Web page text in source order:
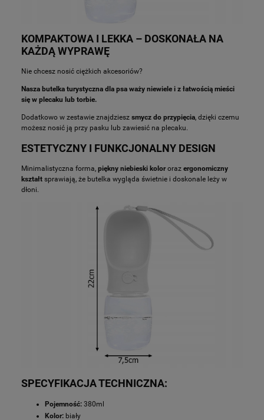
KOMPAKTOWA I LEKKA – DOSKONAŁA NA
KAŻDĄ WYPRAWĘ
Nie chcesz nosić ciężkich akcesoriów?
Nasza butelka turystyczna dla psa waży niewiele i z łatwością mieści
się w plecaku lub torbie.
Dodatkowo w zestawie znajdziesz smycz do przypięcia, dzięki czemu
możesz nosić ją przy pasku lub zawiesić na plecaku.
ESTETYCZNY I FUNKCJONALNY DESIGN
Minimalistyczna forma, piękny niebieski kolororaz ergonomiczny
kształt sprawiają, że butelka wygląda świetnie i doskonale leży w
dłoni.
SPECYFIKACJA TECHNICZNA:
Pojemność: 380ml
Kolor: biały